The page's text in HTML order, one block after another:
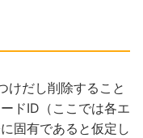
けだし削除すること
ドID（ここでは各エ
固有であると仮定し